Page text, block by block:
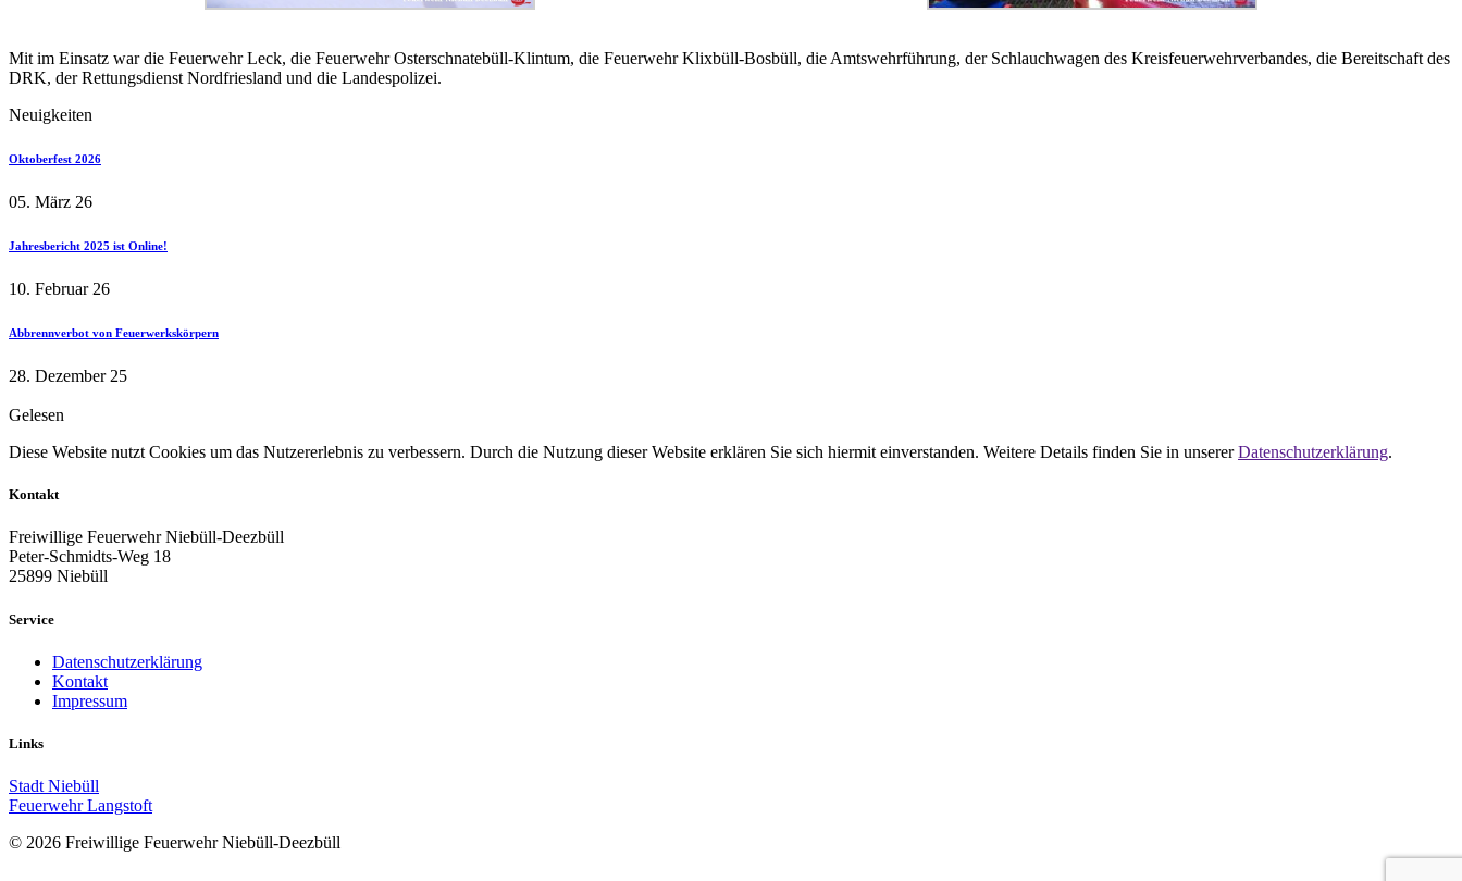
Mit im Einsatz war die Feuerwehr Leck, die Feuerwehr Osterschnatebüll-Klintum, die Feuerwehr Klixbüll-Bosbüll, die Amtswehrführung, der Schlauchwagen des Kreisfeuerwehrverbandes, die Bereitschaft des
DRK, der Rettungsdienst Nordfriesland und die Landespolizei.
Neuigkeiten
Oktoberfest 2026
05. März 26
Jahresbericht 2025 ist Online!
10. Februar 26
Abbrennverbot von Feuerwerkskörpern
28. Dezember 25
Gelesen
Diese Website nutzt Cookies um das Nutzererlebnis zu verbessern. Durch die Nutzung dieser Website erklären Sie sich hiermit einverstanden. Weitere Details finden Sie in unsererDatenschutzerklärung.
Kontakt
Freiwillige Feuerwehr Niebüll-Deezbüll
Peter-Schmidts-Weg 18
25899 Niebüll
Service
Datenschutzerklärung
Kontakt
Impressum
Links
Stadt Niebüll
Feuerwehr Langstoft
© 2026 Freiwillige Feuerwehr Niebüll-Deezbüll